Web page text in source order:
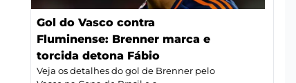
Gol do Vasco contra
Fluminense: Brenner marca e
torcida detona Fábio
Veja os detalhes do gol de Brenner pelo